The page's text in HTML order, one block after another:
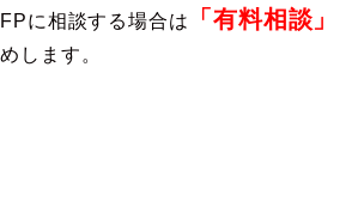
に相談する場合は 「有料相談」
します。